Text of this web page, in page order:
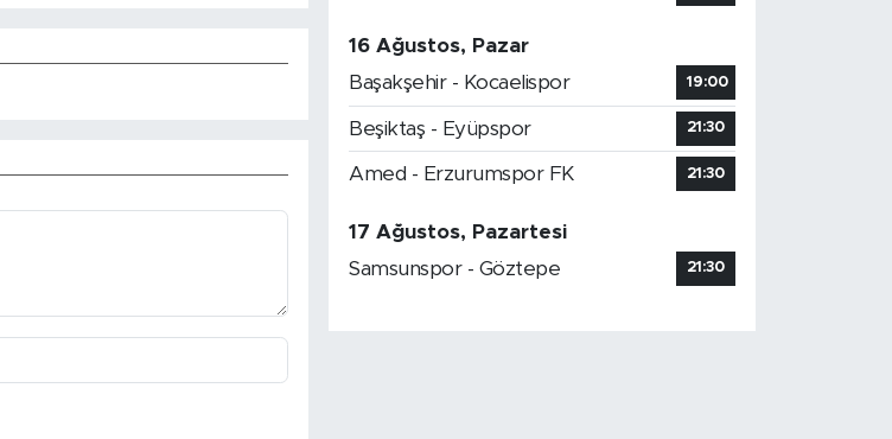
16 Ağustos, Pazar
Başakşehir - Kocaelispor
19:00
Beşiktaş - Eyüpspor 21:30
Amed - Erzurumspor FK 21:30
17 Ağustos, Pazartesi
Samsunspor - Göztepe
21:30